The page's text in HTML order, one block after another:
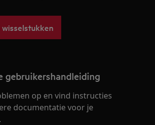
wisselstukken
gebruikershandleiding
op en vind instructies
documentatie voor je